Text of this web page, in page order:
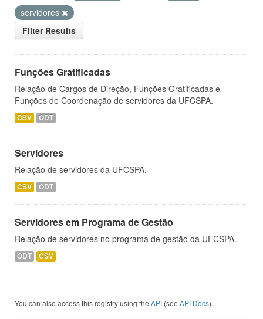
servidores
Filter Results
Funções Gratificadas
Relação de Cargos de Direção, Funções Gratificadas e
Funções de Coordenação de servidores da UFCSPA.
CSV ODT
Servidores
Relação de servidores da UFCSPA.
CSV ODT
Servidores em Programa de Gestão
Relação de servidores no programa de gestão da UFCSPA.
ODT CSV
You can also access this registry using the API (see API Docs).